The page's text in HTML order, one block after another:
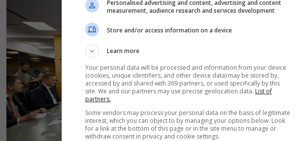
Personalised advertising and content, advertising and content
measurement, audience research and services development
Store and/or access information on a device
Learn more
Your personal data will be processed and information from your device
(cookies, unique identifiers, and other device data) may be stored by,
accessed by and shared with 369 partners, or used specifically by this
site. We and our partners may use precise geolocation data. List of
partners.
Some vendors may process your personal data on the basis of legitimate
interest, which you can object to by managing your options below. Look
for a link at the bottom of this page or in the site menu to manage or
withdraw consent in privacy and cookie settings.